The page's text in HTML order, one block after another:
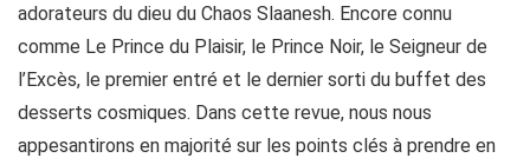
adorateurs du dieu du Chaos Slaanesh. Encore connu
comme Le Prince du Plaisir, le Prince Noir, le Seigneur de
l’Excès, le premier entré et le dernier sorti du buffet des
desserts cosmiques. Dans cette revue, nous nous
appesantirons en majorité sur les points clés à prendre en